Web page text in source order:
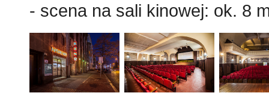
- scena na sali kinowej: ok. 8